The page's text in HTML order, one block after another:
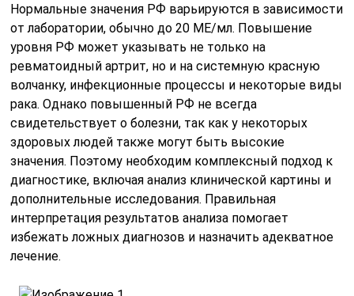
Нормальные значения РФ варьируются в зависимости
от лаборатории, обычно до 20 МЕ/мл. Повышение
уровня РФ может указывать не только на
ревматоидный артрит, но и на системную красную
волчанку, инфекционные процессы и некоторые виды
рака. Однако повышенный РФ не всегда
свидетельствует о болезни, так как у некоторых
здоровых людей также могут быть высокие
значения. Поэтому необходим комплексный подход к
диагностике, включая анализ клинической картины и
дополнительные исследования. Правильная
интерпретация результатов анализа помогает
избежать ложных диагнозов и назначить адекватное
лечение.